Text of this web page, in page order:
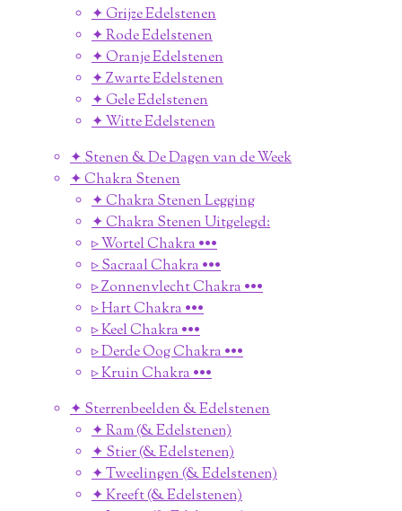
✦ Grijze Edelstenen
✦ Rode Edelstenen
✦ Oranje Edelstenen
✦ Zwarte Edelstenen
✦ Gele Edelstenen
✦ Witte Edelstenen
✦ Stenen & De Dagen van de Week
✦ Chakra Stenen
✦ Chakra Stenen Legging
✦ Chakra Stenen Uitgelegd:
▹ Wortel Chakra •••
▹ Sacraal Chakra •••
▹ Zonnenvlecht Chakra •••
▹ Hart Chakra •••
▹ Keel Chakra •••
▹ Derde Oog Chakra •••
▹ Kruin Chakra •••
✦ Sterrenbeelden & Edelstenen
✦ Ram (& Edelstenen)
✦ Stier (& Edelstenen)
✦ Tweelingen (& Edelstenen)
✦ Kreeft (& Edelstenen)